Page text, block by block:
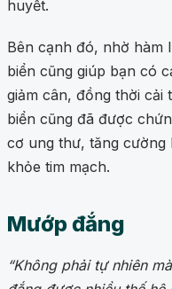
huyết.
Bên cạnh đó, nhờ hàm
biển cũng giúp bạn có
giảm cân, đồng thời cải
biển cũng đã được
cơ ung thư, tăng cường
khỏe tim mạch.
Mướp đắng
“Không phải tự nhiên